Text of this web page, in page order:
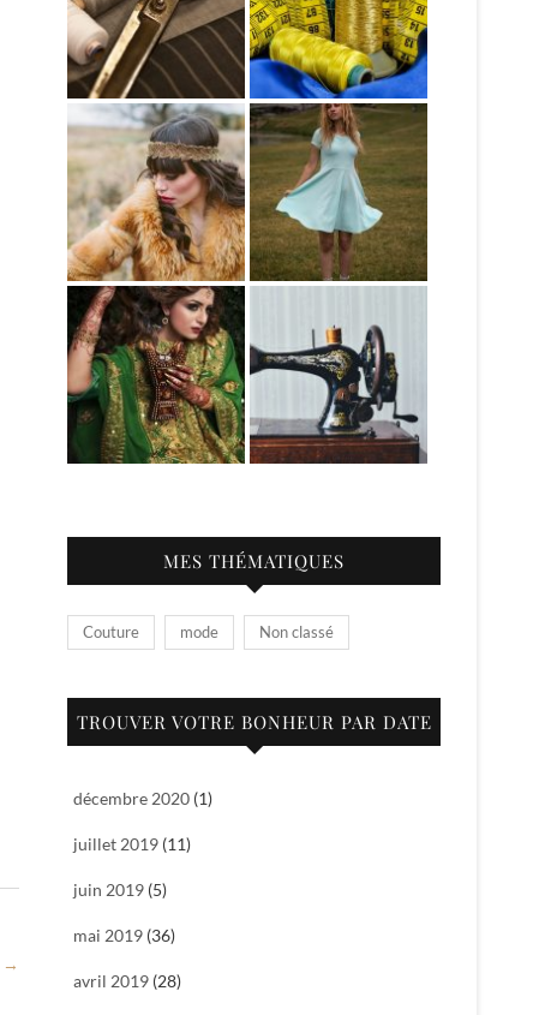
→
MES THÉMATIQUES
Couture mode Non classé
TROUVER VOTRE BONHEUR PAR DATE
décembre 2020 (1)
juillet 2019 (11)
juin 2019 (5)
mai 2019 (36)
avril 2019 (28)